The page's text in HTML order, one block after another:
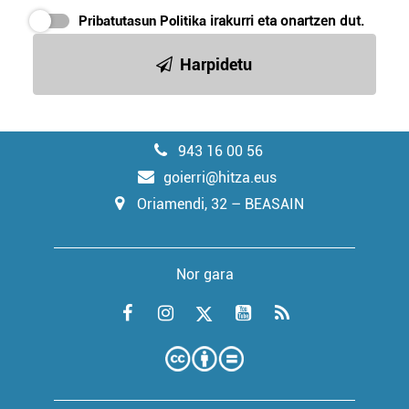
Pribatutasun Politika irakurri eta onartzen dut.
Harpidetu
943 16 00 56
goierri@hitza.eus
Oriamendi, 32 – BEASAIN
Nor gara